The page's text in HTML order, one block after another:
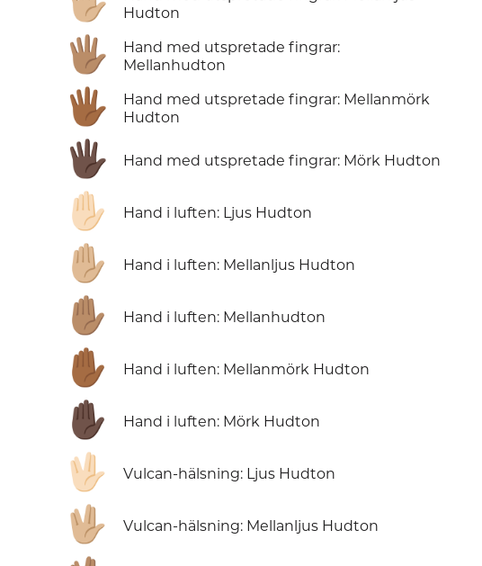
Hudton
🖐🏽
Hand med utspretade fingrar:
Mellanhudton
🖐🏾
Hand med utspretade fingrar: Mellanmörk
Hudton
🖐🏿 Hand med utspretade fingrar: Mörk Hudton
✋🏻 Hand i luften: Ljus Hudton
✋🏼 Hand i luften: Mellanljus Hudton
✋🏽 Hand i luften: Mellanhudton
✋🏾 Hand i luften: Mellanmörk Hudton
✋🏿 Hand i luften: Mörk Hudton
🖖🏻 Vulcan-hälsning: Ljus Hudton
🖖🏼 Vulcan-hälsning: Mellanljus Hudton